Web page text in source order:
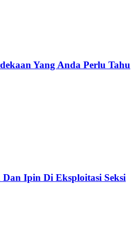
Yang Anda Perlu Tahu
Dan Ipin Di Eksploitasi Seksi